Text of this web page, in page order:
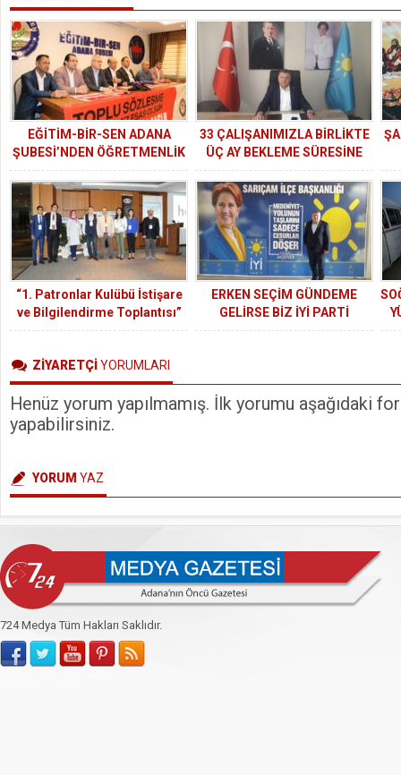
EĞİTİM-BİR-SEN ADANA
ŞUBESİ’NDEN ÖĞRETMENLİK
MESLEK KANUNU’NA TEPKİ
33 ÇALIŞANIMIZLA BİRLİKTE
ÜÇ AY BEKLEME SÜRESİNE
GİRDİK.
“1. Patronlar Kulübü İstişare
ve Bilgilendirme Toplantısı”
gerçekleştirildi.
ERKEN SEÇİM GÜNDEME
GELİRSE BİZ İYİ PARTİ
OLARAK HAZIRIZ.
ZİYARETÇİYORUMLARI
Henüz yorum yapılmamış. İlk yorumu aşağıdaki
yapabilirsiniz.
YORUM YAZ
724 Medya Tüm Hakları Saklıdır.